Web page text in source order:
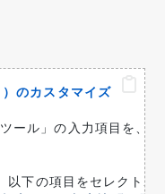
のカスタマイズ
ール」の入力項目を、
以下の項目をセレクト